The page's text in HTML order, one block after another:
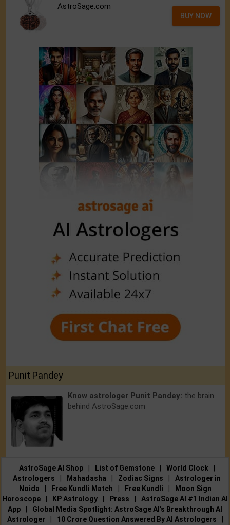
AstroSage.com
BUY NOW
Punit Pandey
Know astrologer Punit Pandey: the brain
behind AstroSage.com
AstroSage AI Shop | List of Gemstone | World Clock
|
Astrologers
| Mahadasha | Zodiac Signs |
Astrologer in
Noida
| Free Kundli Match | Free Kundli |
Moon Sign
Horoscope
| KP Astrology | Press |
AstroSage AI #1 Indian AI
App
|
Global Media Spotlight: AstroSage AI’s Breakthrough AI
Astrologer
| 10 Crore Question Answered By AI Astrologers |